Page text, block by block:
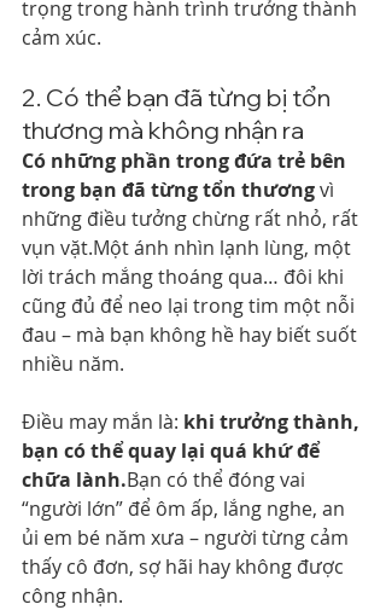
trọng trong hành trình trưởng thành
cảm xúc.
2. Có thể bạn đã từng bị tổn
thương mà không nhận ra
Có những phần trong đứa trẻ bên
trong bạn đã từng tổn thương vì
những điều tưởng chừng rất nhỏ, rất
vụn vặt.Một ánh nhìn lạnh lùng, một
lời trách mắng thoáng qua… đôi khi
cũng đủ để neo lại trong tim một nỗi
đau – mà bạn không hề hay biết suốt
nhiều năm.
Điều may mắn là: khi trưởng thành,
bạn có thể quay lại quá khứ để
chữa lành.Bạn có thể đóng vai
“người lớn” để ôm ấp, lắng nghe, an
ủi em bé năm xưa – người từng cảm
thấy cô đơn, sợ hãi hay không được
công nhận.